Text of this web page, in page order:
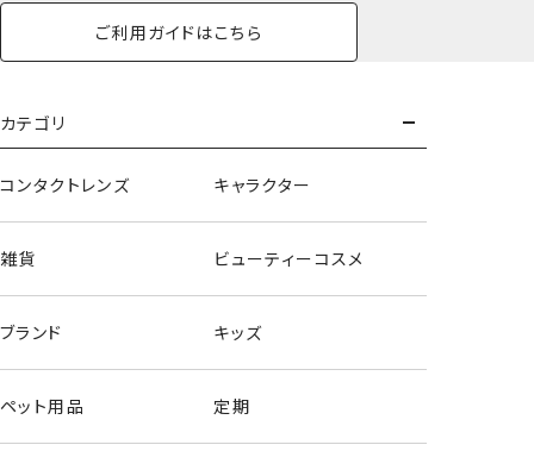
マスコットチャーム
ご利用ガイドはこちら
カテゴリ
コンタクトレンズ キャラクター
雑貨 ビューティーコスメ
ブランド キッズ
ペット用品 定期